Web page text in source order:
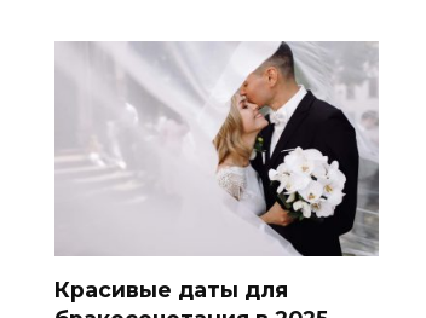
Красивые даты для